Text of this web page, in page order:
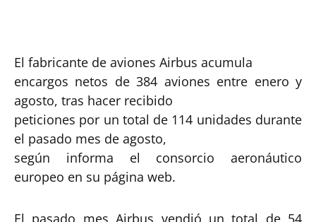
El fabricante de aviones Airbus acumula
encargos netos de 384 aviones entre enero y
agosto, tras hacer recibido
peticiones por un total de 114 unidades durante
el pasado mes de agosto,
según informa el consorcio aeronáutico
europeo en su página web.